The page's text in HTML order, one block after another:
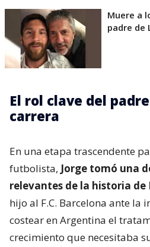
Muere a
padre de
El rol clave del
carrera
En una etapa trascendente
futbolista, Jorge tomó una
relevantes de la historia de
hijo al F.C. Barcelona ante
costear en Argentina el
crecimiento que necesitaba